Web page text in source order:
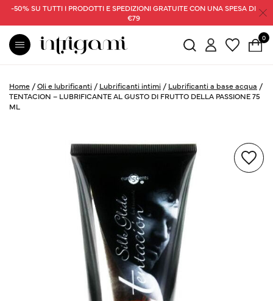
-50% SU TUTTI I PRODOTTI E SPEDIZIONI GRATUITE CON UNA SPESA DI
€79
0
Home /Oli e lubrificanti / Lubrificanti intimi / Lubrificanti a base acqua /
TENTACION – LUBRIFICANTE AL GUSTO DI FRUTTO DELLA PASSIONE 75
ML